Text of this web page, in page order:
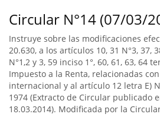
Circular N°14 (07/03/
Instruye sobre las modificaciones
20.630, a los artículos 10, 31 N°3, 37,
N°1,2 y 3, 59 inciso 1°, 60, 61, 63, 64
Impuesto a la Renta, relacionadas
internacional y al artículo 12 letra E)
1974 (Extracto de Circular publicado
18.03.2014). Modificada por la